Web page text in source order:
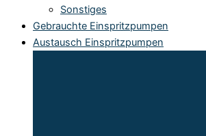
Sonstiges
Gebrauchte Einspritzpumpen
Austausch Einspritzpumpen